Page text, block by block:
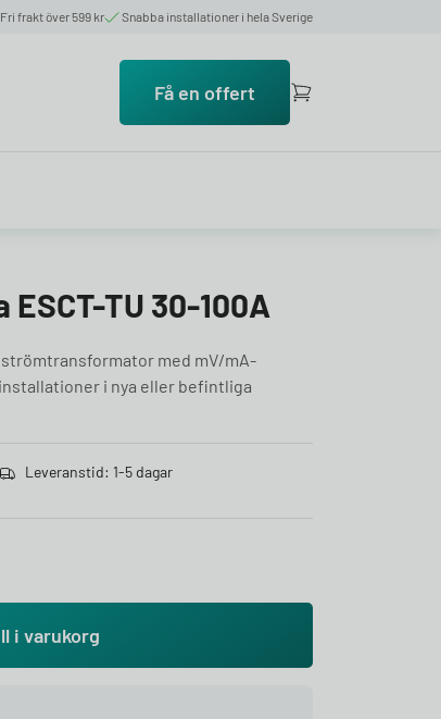
Fri frakt över 599 kr Snabba installationer i hela Sverige
Få en offert
TU 30-100A
med mV/mA-
i nya eller befintliga
Leveranstid: 1-5 dagar
i varukorg